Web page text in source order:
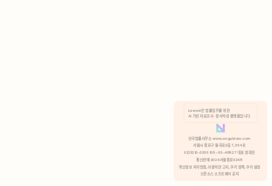
분석 쿠키 허용
Lawvot은 법률업무를 위한
AI 기반 자료조사 · 문서작성 플랫폼입니다.
안국법률사무소 www.anguklaw.com
서울시 종로구 율곡로2길 7, 304호
02)3210-3330 105-05-48527 대표 정희찬
통신판매 2024서울종로0248
개인정보 처리방침, 이용약관 고지, 쿠키 정책, 쿠키 설정
오픈소스 소프트웨어 공지